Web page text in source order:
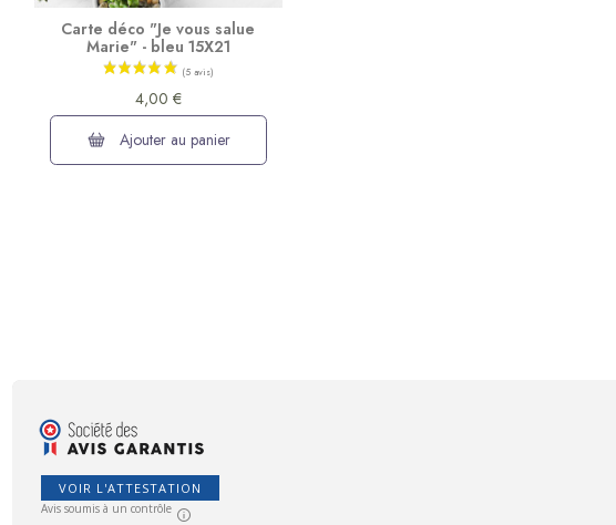
Carte déco "Je vous salue
Marie" - bleu 15X21
4,00 €
Ajouter au panier
VOIR L'ATTESTATION
Avis soumis à un contrôle